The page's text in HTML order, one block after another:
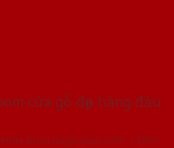
cửa gỗ đẹp hàng đầu
| Đơn